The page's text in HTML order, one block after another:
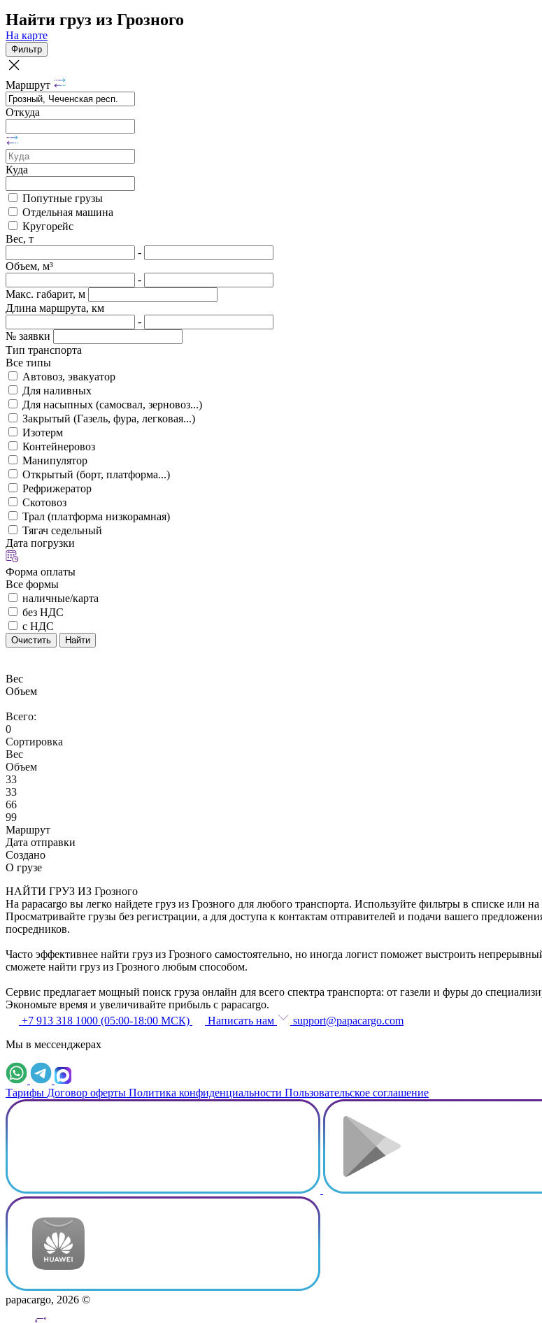
Найти груз из Грозного
На карте
Фильтр
Маршрут
Откуда
Куда
Попутные грузы
Отдельная машина
Кругорейс
Вес, т
-
Объем, м³
-
Макс. габарит, м
Длина маршрута, км
-
№ заявки
Тип транспорта
Все типы
Автовоз, эвакуатор
Для наливных
Для насыпных (самосвал, зерновоз...)
Закрытый (Газель, фура, легковая...)
Изотерм
Контейнеровоз
Манипулятор
Открытый (борт, платформа...)
Рефрижератор
Скотовоз
Трал (платформа низкорамная)
Тягач седельный
Дата погрузки
Форма оплаты
Все формы
наличные/карта
без НДС
с НДС
Очистить Найти
Вес
Объем
Всего:
0
Сортировка
Вес
Объем
33
33
66
99
Маршрут
Дата отправки
Создано
О грузе
НАЙТИ ГРУЗ ИЗ Грозного
На papacargo вы легко найдете груз из Грозного для любого транспорта. Используйте фильтры в списке или
Просматривайте грузы без регистрации, а для доступа к контактам отправителей и подачи вашего
посредников.
Часто эффективнее найти груз из Грозного самостоятельно, но иногда логист поможет выстроить
сможете найти груз из Грозного любым способом.
Сервис предлагает мощный поиск груза онлайн для всего спектра транспорта: от газели и фуры до
Экономьте время и увеличивайте прибыль с papacargo.
+7 913 318 1000 (05:00-18:00 МСК)
Написать нам
support@papacargo.com
Мы в мессенджерах
Тарифы Договор оферты Политика конфиденциальности Пользовательское соглашение
papacargo, 2026 ©